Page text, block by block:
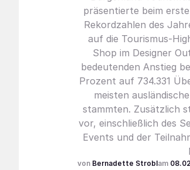
präsentierte beim
Rekordzahlen des
auf die Tourismus-
Shop im Designer
bedeutenden Anstieg
Prozent auf 734.331
meisten
stammten. Zusätzlich
vor, einschließlich des
Events und der
Bernadette Strobl